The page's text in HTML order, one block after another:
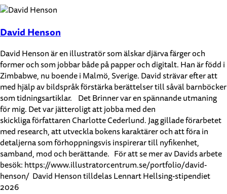
David Henson
David Henson är en illustratör som älskar djärva färger och
former och som jobbar både på papper och digitalt. Han är född i
Zimbabwe, nu boende i Malmö, Sverige. David strävar efter att
med hjälp av bildspråk förstärka berättelser till såväl barnböcker
som tidningsartiklar. Det Brinner var en spännande utmaning
för mig. Det var jätteroligt att jobba med den
skickliga författaren Charlotte Cederlund. Jag gillade förarbetet
med research, att utveckla bokens karaktärer och att föra in
detaljerna som förhoppningsvis inspirerar till nyfikenhet,
samband, mod och berättande. För att se mer av Davids arbete
besök: https://www.illustratorcentrum.se/portfolio/david-
henson/ David Henson tilldelas Lennart Hellsing-stipendiet
2026